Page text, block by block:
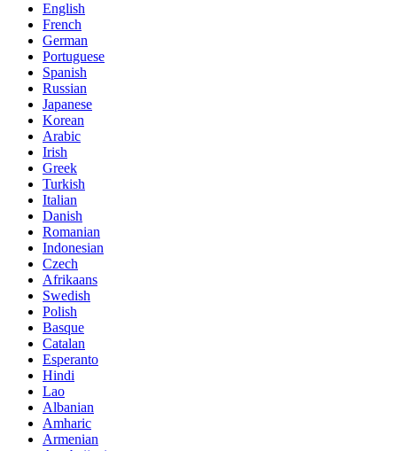
English
French
German
Portuguese
Spanish
Russian
Japanese
Korean
Arabic
Irish
Greek
Turkish
Italian
Danish
Romanian
Indonesian
Czech
Afrikaans
Swedish
Polish
Basque
Catalan
Esperanto
Hindi
Lao
Albanian
Amharic
Armenian